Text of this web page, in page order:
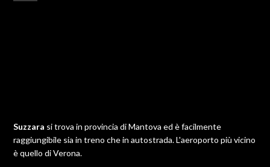
Suzzara si trova in provincia di Mantova ed è facilmente
raggiungibile sia in treno che in autostrada. L'aeroporto più vicino
è quello di Verona.